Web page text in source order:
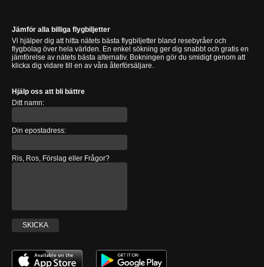
Jämför alla billiga flygbiljetter
Vi hjälper dig att hitta nätets bästa flygbiljetter bland resebyråer och
flygbolag över hela världen. En enkel sökning ger dig snabbt och gratis en
jämförelse av nätets bästa alternativ. Bokningen gör du smidigt genom att
klicka dig vidare till en av våra återförsäljare.
Hjälp oss att bli bättre
Ditt namn:
Din epostadress:
Ris, Ros, Förslag eller Frågor?
SKICKA